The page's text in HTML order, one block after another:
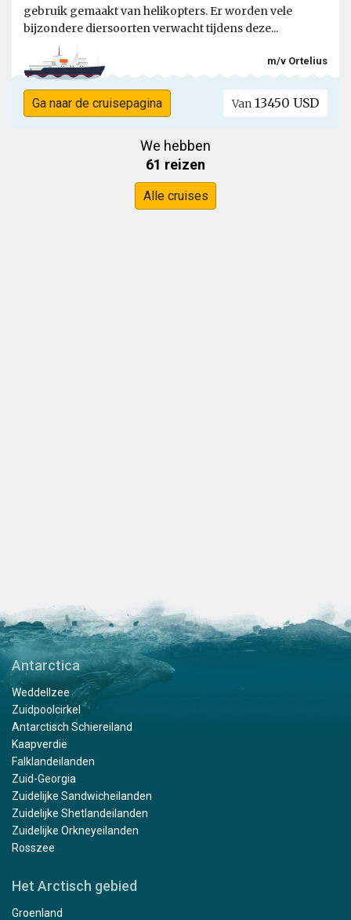
gebruik gemaakt van helikopters. Er worden vele
bijzondere diersoorten verwacht tijdens deze...
m/v Ortelius
Ga naar de cruisepagina Van 13450 USD
We hebben
61 reizen
Alle cruises
Antarctica
Weddellzee
Zuidpoolcirkel
Antarctisch Schiereiland
Kaapverdië
Falklandeilanden
Zuid-Georgia
Zuidelijke Sandwicheilanden
Zuidelijke Shetlandeilanden
Zuidelijke Orkneyeilanden
Rosszee
Het Arctisch gebied
Groenland